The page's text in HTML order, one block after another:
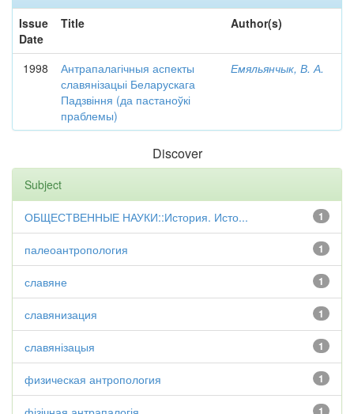
Issue
Date
Title Author(s)
1998
Антрапалагічныя аспекты
славянізацыі Беларускага
Падзвіння (да пастаноўкі
праблемы)
Емяльянчык, В. А.
Discover
Subject
1
ОБЩЕСТВЕННЫЕ НАУКИ::История. Исто...
1
палеоантропология
1
славяне
1
славянизация
1
славянізацыя
1
физическая антропология
1